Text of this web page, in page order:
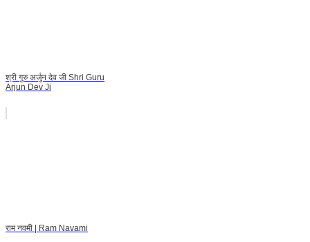
श्री गुरु अर्जुन देव जी Shri Guru
Arjun Dev Ji
राम नवमी | Ram Navami